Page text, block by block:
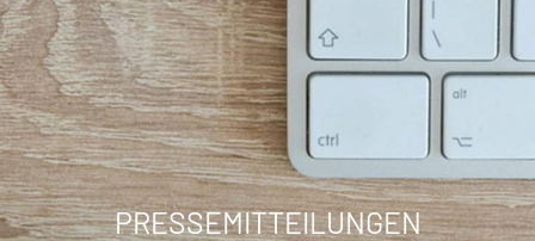
PRESSEMITTEILUNGEN